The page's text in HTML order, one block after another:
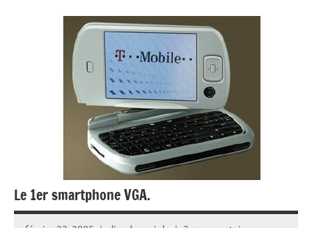
Le 1er smartphone VGA.